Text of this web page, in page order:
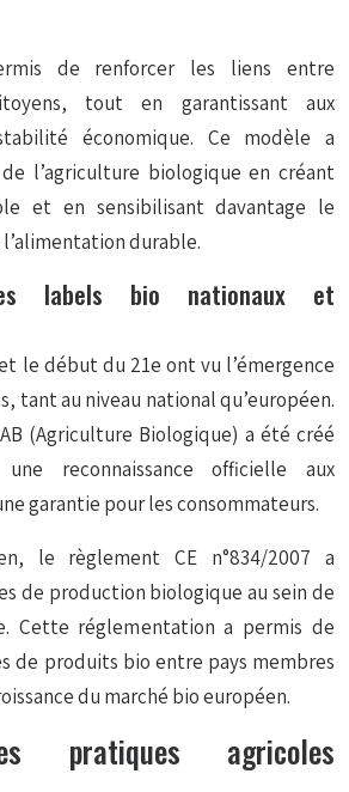
de renforcer les liens entre
tout en garantissant aux
économique. Ce modèle a
l’agriculture biologique en créant
et en sensibilisant davantage le
durable.
labels bio nationaux et
le début du 21e ont vu l’émergence
tant au niveau national qu’européen.
(Agriculture Biologique) a été créé
reconnaissance officielle aux
garantie pour les consommateurs.
le règlement CE n°834/2007 a
de production biologique au sein de
Cette réglementation a permis de
de produits bio entre pays membres
du marché bio européen.
pratiques agricoles